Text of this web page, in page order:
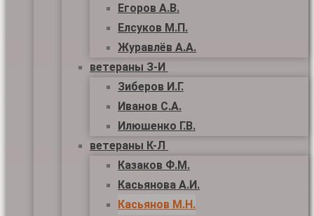
Егоров А.В.
Елсуков М.П.
Журавлёв А.А.
ветераны З-И
Зиберов И.Г.
Иванов С.А.
Илюшенко Г.В.
ветераны К-Л
Казаков Ф.М.
Касьянова А.И.
Касьянов М.Н.